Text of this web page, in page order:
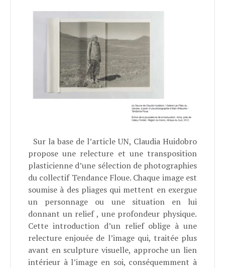
Sur la base de l’article UN, Claudia Huidobro
propose une relecture et une transposition
plasticienne d’une sélection de photographies
du collectif Tendance Floue. Chaque image est
soumise à des pliages qui mettent en exergue
un personnage ou une situation en lui
donnant un relief , une profondeur physique.
Cette introduction d’un relief oblige à une
relecture enjouée de l’image qui, traitée plus
avant en sculpture visuelle, approche un lien
intérieur à l’image en soi, conséquemment à